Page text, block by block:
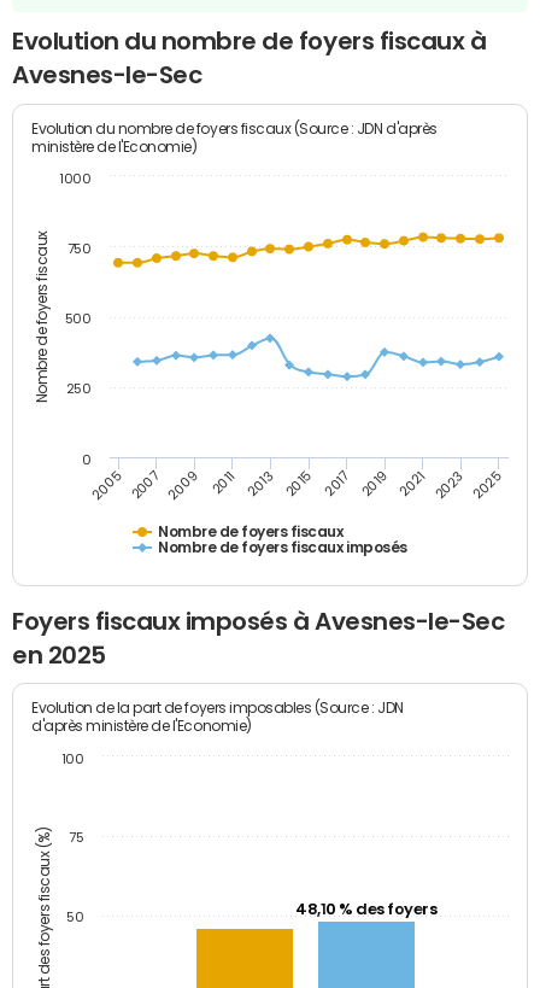
Evolution du nombre de foyers fiscaux à
Avesnes-le-Sec
Nombre de foyers fiscaux
Evolution du nombre de foyers fiscaux (Source : JDN d'après
ministère de l'Economie)
Nombre de foyers fiscaux
Nombre de foyers fiscaux imposés
2005 2007 2009 2011 2013 2015 2017 2019 2021 2023 2025
0
250
500
750
1000
Foyers fiscaux imposés à Avesnes-le-Sec
en 2025
Part des foyers fiscaux (%)
Evolution de la part de foyers imposables (Source : JDN
d'après ministère de l'Economie)
48,10 % des foyers
50
75
100